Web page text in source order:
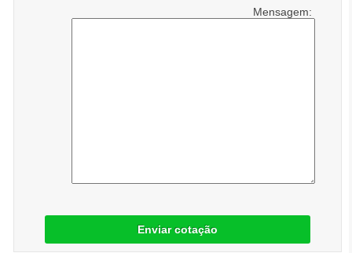
Mensagem:
Enviar cotação